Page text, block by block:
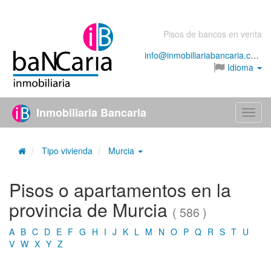
Pisos de bancos en venta
info@inmobiliariabancaria.com
Idioma
Menú
Inmobiliaria Bancaria
Tipo vivienda Murcia
Pisos o apartamentos en la
provincia de Murcia ( 586 )
A B C D E F G H I J K L M N O P Q R S T U
V W X Y Z